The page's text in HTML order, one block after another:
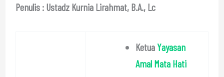
Penulis : Ustadz Kurnia Lirahmat, B.A., Lc
Ketua Yayasan
Amal Mata Hati